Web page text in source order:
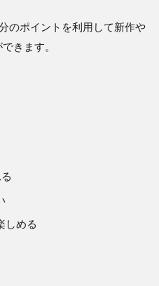
のポイントを利用して新作や
きます。
しめる